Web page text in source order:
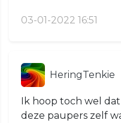
03-01-2022 16:51
HeringTenkie
Ik hoop toch wel
deze paupers zelf